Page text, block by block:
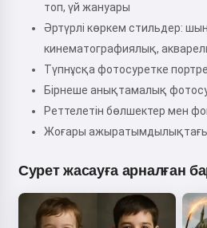
топ, үй жануары
Әртүрлі көркем стильдер:
кинематографиялық,
Түпнұсқа фотосуретке
Бірнеше анықтамалық
Реттелетін бөлшектер мен
Жоғары ажыратымдылықтағы
Сурет жасауға арналған